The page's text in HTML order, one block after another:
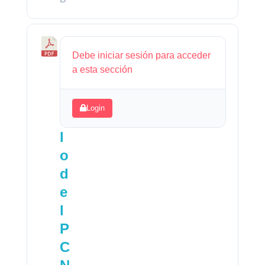
C
l
o
d
e
l
P
C
Debe iniciar sesión para acceder
a esta sección
Login